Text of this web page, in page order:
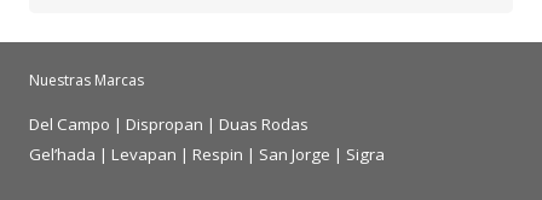
Nuestras Marcas
Del Campo | Dispropan | Duas Rodas
Gel’hada | Levapan | Respin | San Jorge | Sigra